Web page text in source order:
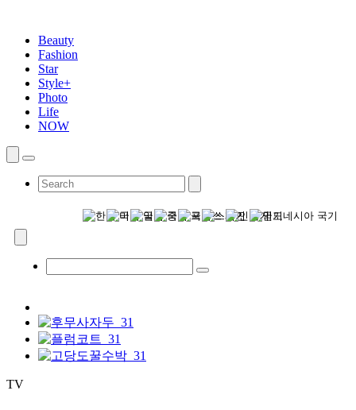
Beauty
Fashion
Star
Style+
Photo
Life
NOW
TV